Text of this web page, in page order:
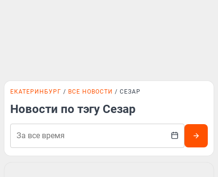
ЕКАТЕРИНБУРГ ВСЕ НОВОСТИ СЕЗАР
Новости по тэгу Сезар